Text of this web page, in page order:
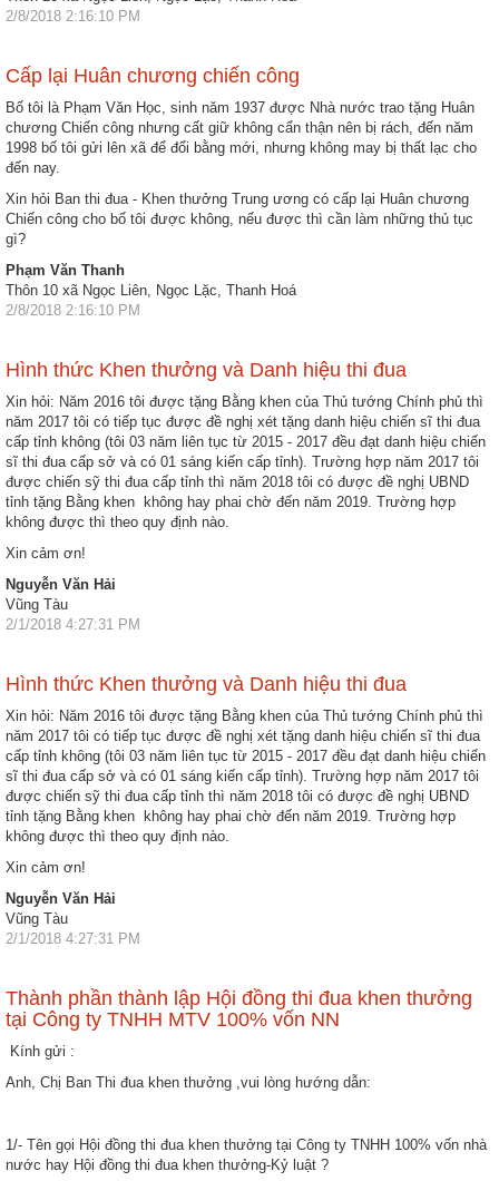
2/8/2018 2:16:10 PM
Cấp lại Huân chương chiến công
Bố tôi là Phạm Văn Học, sinh năm 1937 được Nhà nước trao tặng Huân
chương Chiến công nhưng cất giữ không cẩn thận nên bị rách, đến năm
1998 bố tôi gửi lên xã để đổi bằng mới, nhưng không may bị thất lạc cho
đến nay.
Xin hỏi Ban thi đua - Khen thưởng Trung ương có cấp lại Huân chương
Chiến công cho bố tôi được không, nếu được thì cần làm những thủ tục
gì?
Phạm Văn Thanh
Thôn 10 xã Ngọc Liên, Ngọc Lặc, Thanh Hoá
2/8/2018 2:16:10 PM
Hình thức Khen thưởng và Danh hiệu thi đua
Xin hỏi: Năm 2016 tôi được tặng Bằng khen của Thủ tướng Chính phủ thì
năm 2017 tôi có tiếp tục được đề nghị xét tặng danh hiệu chiến sĩ thi đua
cấp tỉnh không (tôi 03 năm liên tục từ 2015 - 2017 đều đạt danh hiệu chiến
sĩ thi đua cấp sở và có 01 sáng kiến cấp tỉnh). Trường hợp năm 2017 tôi
được chiến sỹ thi đua cấp tỉnh thì năm 2018 tôi có được đề nghị UBND
tỉnh tặng Bằng khen không hay phai chờ đến năm 2019. Trường hợp
không được thì theo quy định nào.
Xin cảm ơn!
Nguyễn Văn Hải
Vũng Tàu
2/1/2018 4:27:31 PM
Hình thức Khen thưởng và Danh hiệu thi đua
Xin hỏi: Năm 2016 tôi được tặng Bằng khen của Thủ tướng Chính phủ thì
năm 2017 tôi có tiếp tục được đề nghị xét tặng danh hiệu chiến sĩ thi đua
cấp tỉnh không (tôi 03 năm liên tục từ 2015 - 2017 đều đạt danh hiệu chiến
sĩ thi đua cấp sở và có 01 sáng kiến cấp tỉnh). Trường hợp năm 2017 tôi
được chiến sỹ thi đua cấp tỉnh thì năm 2018 tôi có được đề nghị UBND
tỉnh tặng Bằng khen không hay phai chờ đến năm 2019. Trường hợp
không được thì theo quy định nào.
Xin cảm ơn!
Nguyễn Văn Hải
Vũng Tàu
2/1/2018 4:27:31 PM
Thành phần thành lập Hội đồng thi đua khen thưởng
tại Công ty TNHH MTV 100% vốn NN
Kính gửi :
Anh, Chị Ban Thi đua khen thưởng ,vui lòng hướng dẫn:
1/- Tên gọi Hội đồng thi đua khen thưởng tại Công ty TNHH 100% vốn nhà
nước hay Hội đồng thi đua khen thưởng-Kỷ luật ?